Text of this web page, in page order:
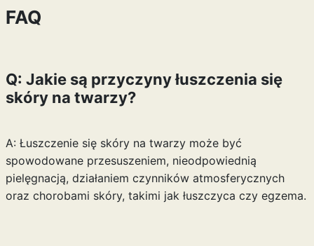
FAQ
Q: Jakie są przyczyny łuszczenia się
skóry na twarzy?
A: Łuszczenie się skóry na twarzy może być
spowodowane przesuszeniem, nieodpowiednią
pielęgnacją, działaniem czynników atmosferycznych
oraz chorobami skóry, takimi jak łuszczyca czy egzema.